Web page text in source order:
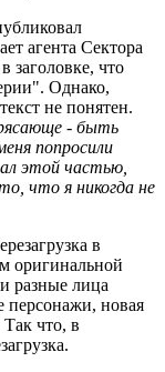
агента Сектора
заголовке, что
Однако,
не понятен.
- быть
попросили
этой частью,
что я никогда не
в
оригинальной
разные лица
персонажи, новая
что, в